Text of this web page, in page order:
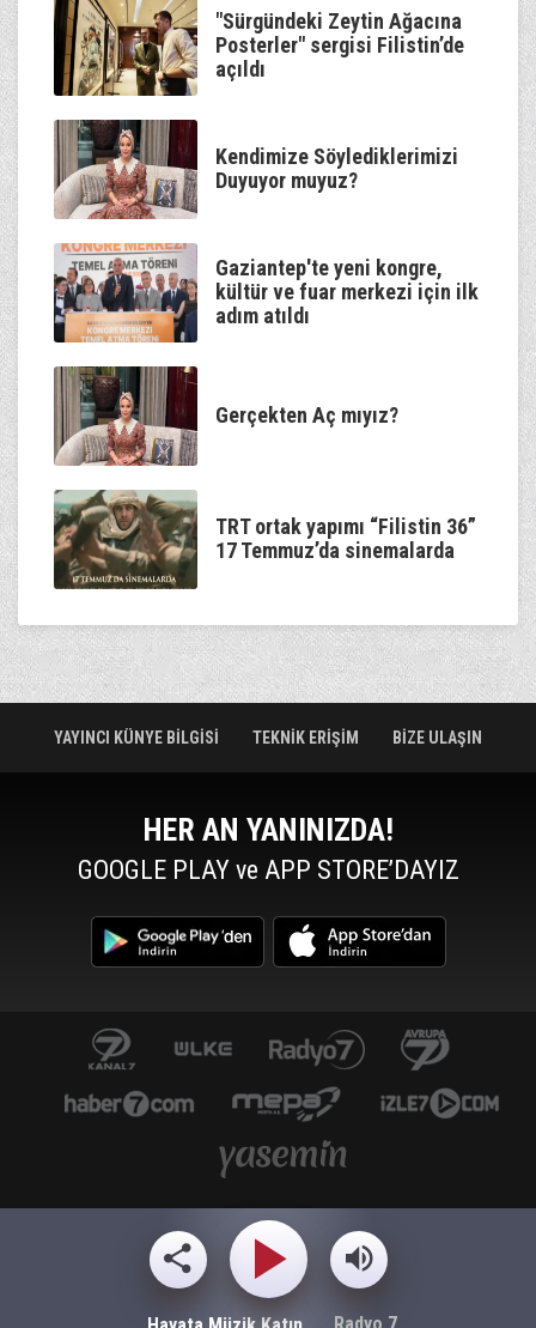
"Sürgündeki Zeytin Ağacına
Posterler" sergisi Filistin’de
açıldı
Kendimize Söylediklerimizi
Duyuyor muyuz?
Gaziantep'te yeni kongre,
kültür ve fuar merkezi için ilk
adım atıldı
Gerçekten Aç mıyız?
TRT ortak yapımı “Filistin 36”
17 Temmuz’da sinemalarda
YAYINCI KÜNYE BİLGİSİ TEKNİK ERİŞİM BİZE ULAŞIN
HER AN YANINIZDA!
GOOGLE PLAY ve APP STORE’DAYIZ